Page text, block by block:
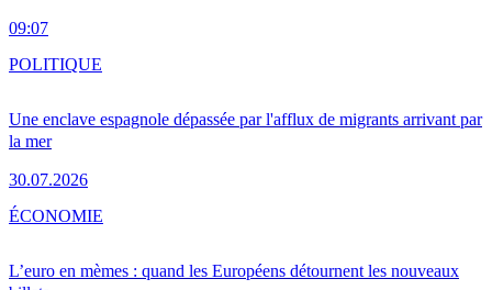
09:07
Une enclave espagnole dépassée par l'afflux de migrants arrivant par
la mer
30.07.2026
POLITIQUE
L’euro en mèmes : quand les Européens détournent les nouveaux
ÉCONOMIE